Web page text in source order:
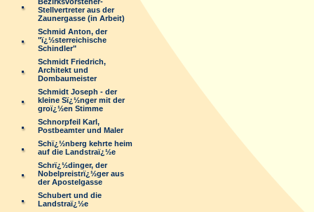
Stellvertreter aus der
Zaunergasse (in Arbeit)
Schmid Anton, der
"ï¿½sterreichische
Schindler"
Schmidt Friedrich,
Architekt und
Dombaumeister
Schmidt Joseph - der
kleine Sï¿½nger mit der
groï¿½en Stimme
Schnorpfeil Karl,
Postbeamter und Maler
Schï¿½nberg kehrte heim
auf die Landstraï¿½e
Schrï¿½dinger, der
Nobelpreistrï¿½ger aus
der Apostelgasse
Schubert und die
Landstraï¿½e